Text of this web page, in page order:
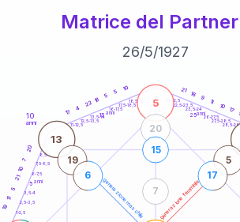
Matrice del Partner
26/5/1927
generazione maschile generazione femminile
10
anni
1-2,5
2,5-3,5
3,5-4
6-7,5
7,5-8,5
8,5-9
11-12,5
12,5-13,5
13,5-14
16-17,5
17,5-18,5
18,5-19
21-22,5
22,5-23,5
23,5-24
26-27,5
27,5-28,5
28,5-29
19
11
5
21
10
7
20
17
4
2218 5
5
10 21 16
9
11
10 17
5
13
20
15
7
19
6
5
17
5 anni
15 anni 25anni